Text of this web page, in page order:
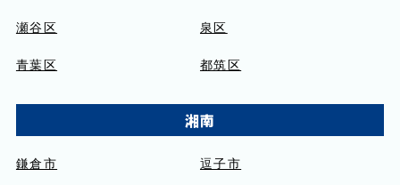
瀬谷区 泉区
青葉区 都筑区
湘南
鎌倉市 逗子市